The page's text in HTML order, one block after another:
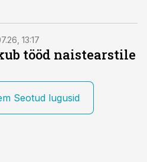
13:17
tööd naistearstile
Seotud lugusid